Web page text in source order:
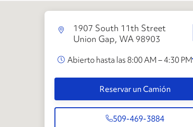
1907 South 11th Street
Union Gap, WA 98903
Abierto hasta las 8:00 AM – 4:30 PM
Reservar un Camión
509-469-3884